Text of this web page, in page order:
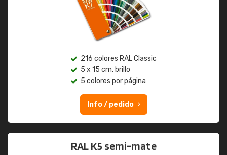
216 colores RAL Classic
5 x 15 cm, brillo
5 colores por página
Info / pedido
RAL K5 semi-mate